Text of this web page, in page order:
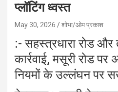
प्लॉटिंग ध्वस्त
May 30, 2026 शोभा/ओम प्रकाश
:- सहस्त्रधारा रोड और
कार्रवाई, मसूरी रोड पर
नियमों के उल्लंघन पर